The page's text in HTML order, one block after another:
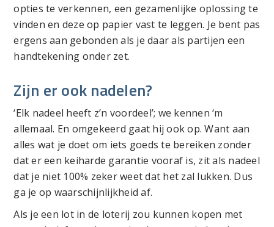
opties te verkennen, een gezamenlijke oplossing te
vinden en deze op papier vast te leggen. Je bent pas
ergens aan gebonden als je daar als partijen een
handtekening onder zet.
Zijn er ook nadelen?
‘Elk nadeel heeft z’n voordeel’; we kennen ‘m
allemaal. En omgekeerd gaat hij ook op. Want aan
alles wat je doet om iets goeds te bereiken zonder
dat er een keiharde garantie vooraf is, zit als nadeel
dat je niet 100% zeker weet dat het zal lukken. Dus
ga je op waarschijnlijkheid af.
Als je een lot in de loterij zou kunnen kopen met